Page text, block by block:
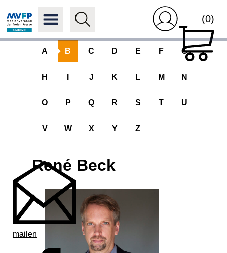
(0)
A B C D E F G
H J K L M N
O P Q R S T U
V W X Y Z
mailen
René Beck